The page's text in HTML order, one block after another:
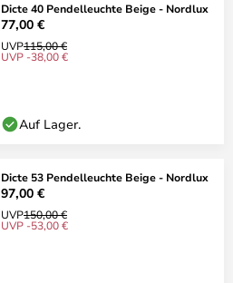
Dicte 40 Pendelleuchte Beige - Nordlux
77,00 €
UVP115,00 €
UVP -38,00 €
Auf Lager.
Dicte 53 Pendelleuchte Beige - Nordlux
97,00 €
UVP150,00 €
UVP -53,00 €